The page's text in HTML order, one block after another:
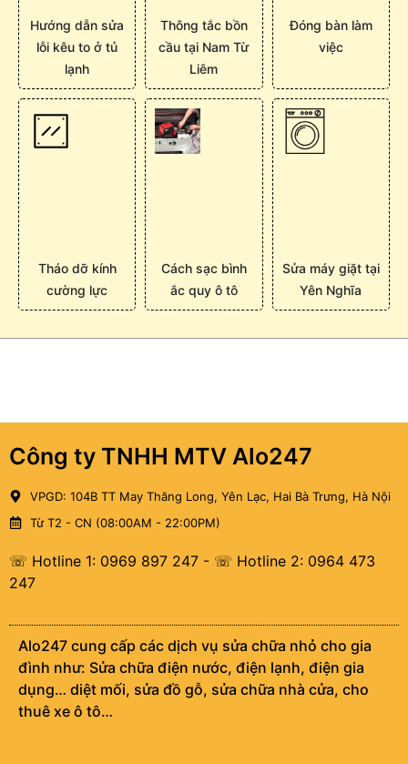
Hướng dẫn sửa
lỗi kêu to ở tủ
lạnh
Thông tắc bồn
cầu tại Nam Từ
Liêm
Đóng bàn làm
việc
Tháo dỡ kính
cường lực
Cách sạc bình
ắc quy ô tô
Sửa máy giặt tại
Yên Nghĩa
Công ty TNHH MTV Alo247
VPGD: 104B TT May Thăng Long, Yên Lạc, Hai Bà Trưng, Hà Nội
Từ T2 - CN (08:00AM - 22:00PM)
☏ Hotline 1: 0969 897 247 - ☏ Hotline 2: 0964 473
247
Alo247 cung cấp các dịch vụ sửa chữa nhỏ cho gia
đình như: Sửa chữa điện nước, điện lạnh, điện gia
dụng… diệt mối, sửa đồ gỗ, sửa chữa nhà cửa, cho
thuê xe ô tô…